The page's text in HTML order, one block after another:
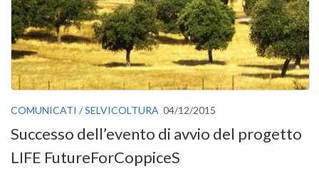
I Congresso (Padova 1997)
Redazione
Pagina Principale
Editoriali
Pillole di Scienze Forestali
Highlights
#FOCUSINCENDI
COMUNICATI /SELVICOLTURA 04/12/2015
Successo dell’evento di avvio del progetto
LIFE FutureForCoppiceS